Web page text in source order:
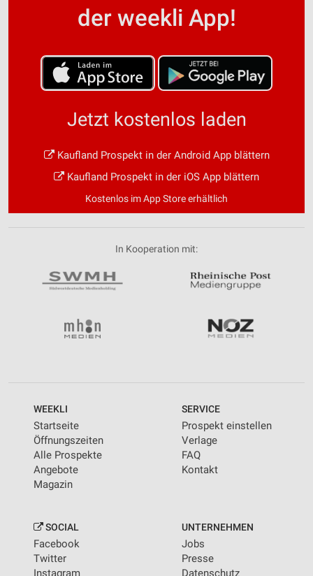
der weekli App!
Jetzt kostenlos laden
Kaufland Prospekt in der Android App blättern
Kaufland Prospekt in der iOS App blättern
Kostenlos im App Store erhältlich
In Kooperation mit:
WEEKLI
Startseite
Öffnungszeiten
Alle Prospekte
Angebote
Magazin
SERVICE
Prospekt einstellen
Verlage
FAQ
Kontakt
SOCIAL
Facebook
Twitter
Instagram
UNTERNEHMEN
Jobs
Presse
Datenschutz